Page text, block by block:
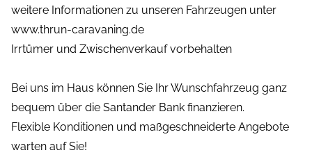
weitere Informationen zu unseren Fahrzeugen unter
www.thrun-caravaning.de
Irrtümer und Zwischenverkauf vorbehalten
Bei uns im Haus können Sie Ihr Wunschfahrzeug ganz
bequem über die Santander Bank finanzieren.
Flexible Konditionen und maßgeschneiderte Angebote
warten auf Sie!